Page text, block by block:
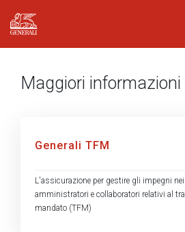
Generali logo
Maggiori informazioni
Generali TFM
L'assicurazione per gestire gli impegni
amministratori e collaboratori relativi al
mandato (TFM)